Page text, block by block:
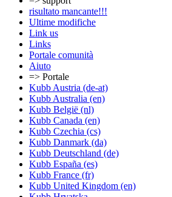
risultato mancante!!!
Ultime modifiche
Link us
Links
Portale comunità
Aiuto
=> Portale
Kubb Austria (de-at)
Kubb Australia (en)
Kubb België (nl)
Kubb Canada (en)
Kubb Czechia (cs)
Kubb Danmark (da)
Kubb Deutschland (de)
Kubb España (es)
Kubb France (fr)
Kubb United Kingdom (en)